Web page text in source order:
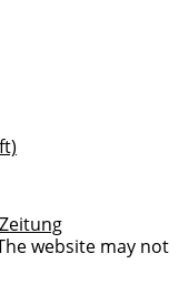
website may not